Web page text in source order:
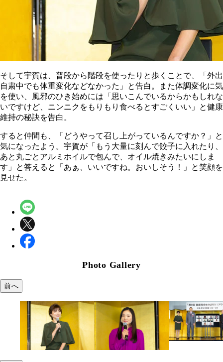
そして宇賀は、普段から階段を使ったりと歩くことで、「外出
自粛中でも体重変化などなかった」と告白。また体調変化に気
を使い、風邪のひき始めには「思いこんでいるからかもしれな
いですけど、ニンニクをもりもり食べるとすごくいい」と健康
維持の秘訣を告白。
すると仲間も、「どうやって召し上がっているんですか？」と
気になったよう。宇賀が「もう大量に刻んで餃子に入れたり、
あと丸ごとアルミホイルで包んで、オイル焼きみたいにしま
す」と答えると「あぁ、いいですね。おいしそう！」と笑顔を
見せた。
Photo Gallery
前へ